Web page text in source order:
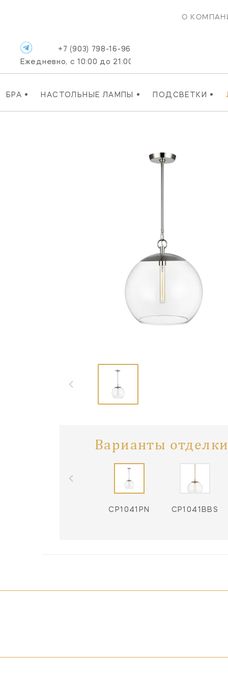
О
БРА • НАСТОЛЬНЫЕ ЛАМПЫ • ПОДСВЕТКИ •
+7 (903) 798-16-96
Ежедневно, с 10:00 до 21:00
Варианты
CP1041PN CP1041BBS